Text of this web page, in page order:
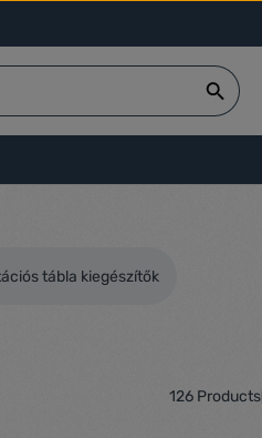
tábla kiegészítők
126 Products